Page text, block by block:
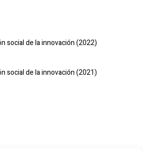
social de la innovación (2022)
social de la innovación (2021)